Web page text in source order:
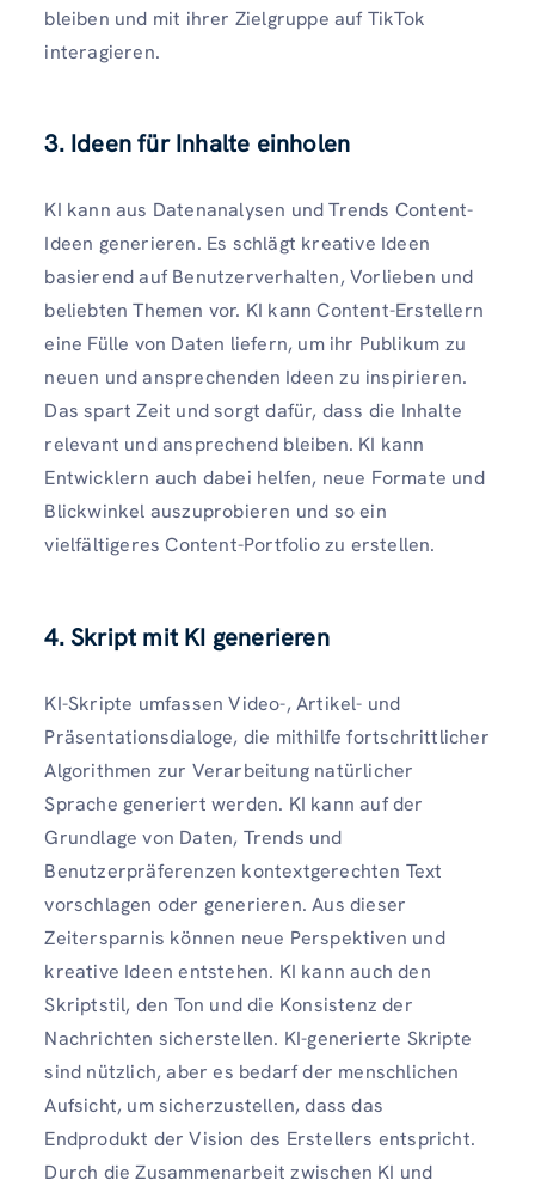
bleiben und mit ihrer Zielgruppe auf TikTok
interagieren.
3. Ideen für Inhalte einholen
KI kann aus Datenanalysen und Trends Content-
Ideen generieren. Es schlägt kreative Ideen
basierend auf Benutzerverhalten, Vorlieben und
beliebten Themen vor. KI kann Content-Erstellern
eine Fülle von Daten liefern, um ihr Publikum zu
neuen und ansprechenden Ideen zu inspirieren.
Das spart Zeit und sorgt dafür, dass die Inhalte
relevant und ansprechend bleiben. KI kann
Entwicklern auch dabei helfen, neue Formate und
Blickwinkel auszuprobieren und so ein
vielfältigeres Content-Portfolio zu erstellen.
4. Skript mit KI generieren
KI-Skripte umfassen Video-, Artikel- und
Präsentationsdialoge, die mithilfe fortschrittlicher
Algorithmen zur Verarbeitung natürlicher
Sprache generiert werden. KI kann auf der
Grundlage von Daten, Trends und
Benutzerpräferenzen kontextgerechten Text
vorschlagen oder generieren. Aus dieser
Zeitersparnis können neue Perspektiven und
kreative Ideen entstehen. KI kann auch den
Skriptstil, den Ton und die Konsistenz der
Nachrichten sicherstellen. KI-generierte Skripte
sind nützlich, aber es bedarf der menschlichen
Aufsicht, um sicherzustellen, dass das
Endprodukt der Vision des Erstellers entspricht.
Durch die Zusammenarbeit zwischen KI und